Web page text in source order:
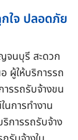
ใจ ปลอดภัย
จนบุรี สะดวก
ผู้ให้บริการรถ
ารรถรับจ้างขน
การทำงาน
การรถรับจ้าง